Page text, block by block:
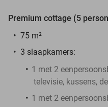
Premium cottage (5
75 m²
3 slaapkamers:
1 met 2
televisie, kussens,
1 met 2